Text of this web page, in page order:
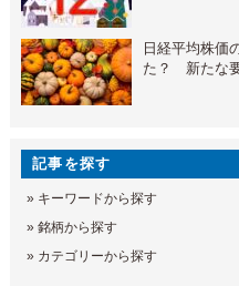
日経平均株価
た？ 新たな
記事を探す
» キーワードから探す
» 銘柄から探す
» カテゴリーから探す